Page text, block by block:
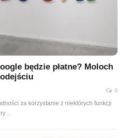
będzie płatne? Moloch
0
za korzystanie z niektórych funkcji